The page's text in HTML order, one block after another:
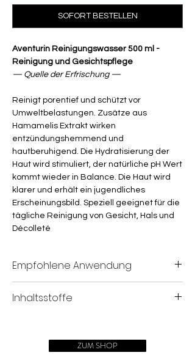
SOFORT BESTELLEN
Aventurin Reinigungswasser 500 ml -
Reinigung und Gesichtspflege
— Quelle der Erfrischung —
Reinigt porentief und schützt vor
Umweltbelastungen. Zusätze aus
Hamamelis Extrakt wirken
entzündungshemmend und
hautberuhigend. Die Hydratisierung der
Haut wird stimuliert, der natürliche pH Wert
kommt wieder in Balance. Die Haut wird
klarer und erhält ein jugendliches
Erscheinungsbild. Speziell geeignet für die
tägliche Reinigung von Gesicht, Hals und
Décolleté
Empfohlene Anwendung
aventurin Reinigungswasser nach der
auf die Hautpartien aufgetragen. Das
milde aventurin Reinigungswasser
Inhaltsstoffe
Glycol, Benzyl, Alcohol,
ZUM SHOP